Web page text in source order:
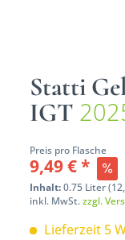
Statti
IGT
Preis pro Flasche
9,49 € *
Inhalt:0.75 Liter
inkl. MwSt.zzgl.
Lieferzeit 5